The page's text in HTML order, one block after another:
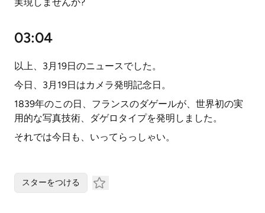
03:04
以上、3月19日のニュースでした。
今日、3月19日はカメラ発明記念日。
1839年のこの日、フランスのダゲールが、世界初の実
用的な写真技術、ダゲロタイプを発明しました。
それでは今日も、いってらっしゃい。
スターをつける